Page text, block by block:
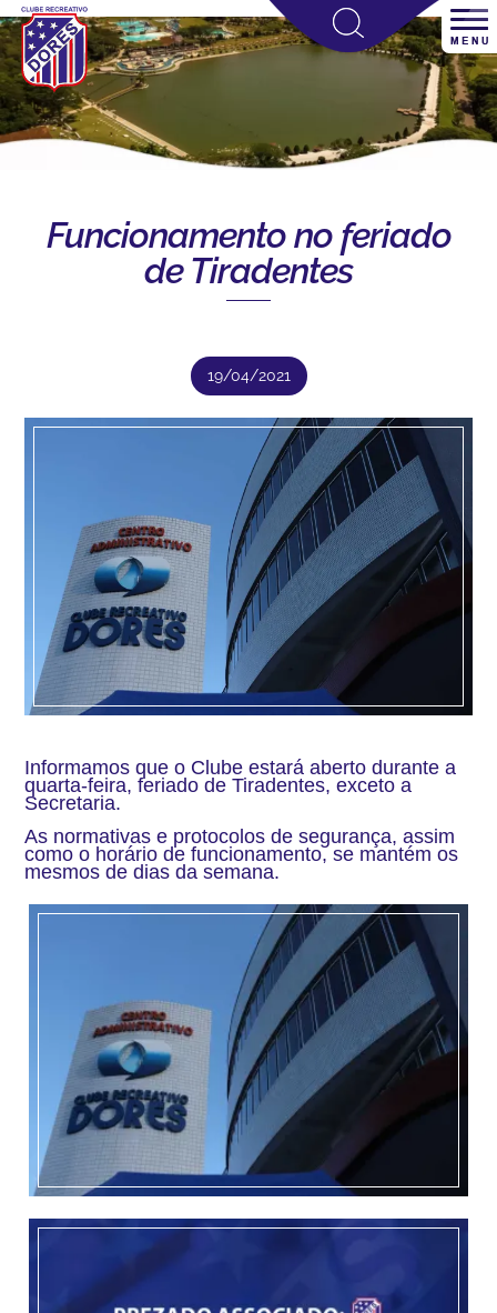
Funcionamento no feriado
de Tiradentes
19/04/2021
Informamos que o Clube estará aberto durante a
quarta-feira, feriado de Tiradentes, exceto a
Secretaria.
As normativas e protocolos de segurança, assim
como o horário de funcionamento, se mantém os
mesmos de dias da semana.